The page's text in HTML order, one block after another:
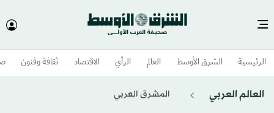
الرئيسية الشرق الأوسط​ العالم الرأي الاقتصاد ثقافة وفنون
العالم العربي المشرق العربي